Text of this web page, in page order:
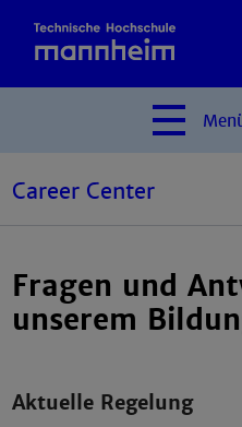
Career Center
Fragen und
unserem
Aktuelle Regelung